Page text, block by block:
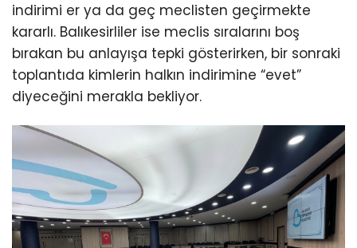
indirimi er ya da geç meclisten geçirmekte
kararlı. Balıkesirliler ise meclis sıralarını boş
bırakan bu anlayışa tepki gösterirken, bir sonraki
toplantıda kimlerin halkın indirimine “evet”
diyeceğini merakla bekliyor.